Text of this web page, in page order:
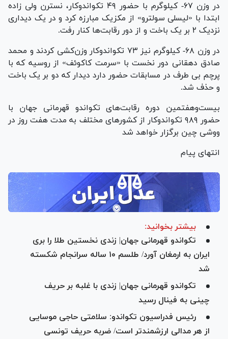
در وزن ۶۷- کیلوگرم با حضور ۴۹ تکواندوکار، نسترن ولی زاده
ابتدا با «لیسلی سولترو» از مکزیک مبارزه کرد و در یک دیداری
نزدیک ۲ بر یک باخت و از دور رقابت‌ها کنار رفت.
در وزن ۶۸- کیلوگرم نیز ۷۳ تکواندوکار وزن‌کشی کردند و محمد
صادق دهقانی دور نخست با «سرمت کاکوئف» از روسیه که با
پرچم بی طرف در مسابقات حضور دارد دیدار که دو بر یک باخت
و حذف شد.
بیست‌وهفتمین دوره رقابت‌های تکواندو قهرمانی جهان با
حضور ۹۸۹ تکواندوکار از کشور‌های مختلف به مدت هفت روز در
ووشی چین برگزار خواهد شد
انتهای پیام
بیشتر بخوانید:
تکواندو قهرمانی جهان| زندی نخستین طلا را بری
ایران به ارمغان آورد/ طلسم ۱۰ ساله سرانجام شکسته
شد
تکواندو قهرمانی جهان| زندی با غلبه بر حریف
چینی به فینال رسید
رئیس فدراسیون تکواندو: سلامتی حاجی موسایی
از هر مدالی ارزشمندتر است/ ضربه حریف تونسی